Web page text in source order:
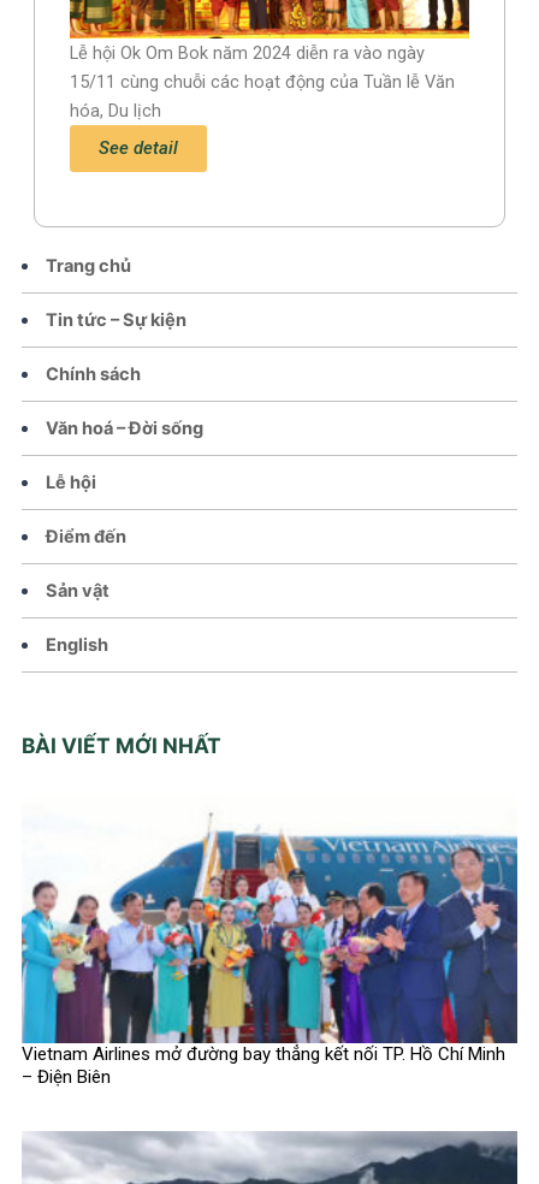
Trang chủ
Tin tức – Sự kiện
Chính sách
Văn hoá – Đời sống
Lễ hội
Điểm đến
Sản vật
English
BÀI VIẾT MỚI NHẤT
Vietnam Airlines mở đường bay thẳng kết nối TP. Hồ Chí Minh
– Điện Biên
Lễ hội Ok Om Bok năm 2024 diễn ra vào ngày
15/11 cùng chuỗi các hoạt động của Tuần lễ Văn
hóa, Du lịch
See detail